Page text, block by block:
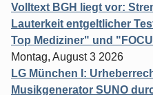
Volltext BGH liegt vor:
Lauterkeit entgeltlicher
Top Mediziner" und
Montag, August 3 2026
LG München I:
Musikgenerator SUNO